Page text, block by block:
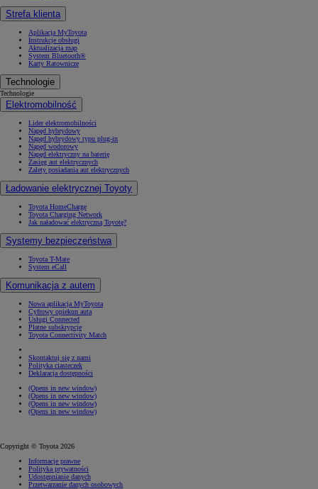
Strefa klienta
Aplikacja MyToyota
Instrukcje obsługi
Aktualizacja map
System Bluetooth®
Karty Ratownicze
Technologie
Technologie
Elektromobilność
Lider elektromobilności
Napęd hybrydowy
Napęd hybrydowy typu plug-in
Napęd wodorowy
Napęd elektryczny na baterię
Zasięg aut elektrycznych
Zalety posiadania aut elektrycznych
Ładowanie elektrycznej Toyoty
Toyota HomeCharge
Toyota Charging Network
Jak naładować elektryczną Toyotę?
Systemy bezpieczeństwa
Toyota T-Mate
System eCall
Komunikacja z autem
Nowa aplikacja MyToyota
Cyfrowy opiekun auta
Usługi Connected
Płatne subskrypcje
Toyota Connectivity Match
Skontaktuj się z nami
Polityka ciasteczek
Deklaracja dostępności
(Opens in new window)
(Opens in new window)
(Opens in new window)
(Opens in new window)
Copyright © Toyota 2026
Informacje prawne
Polityka prywatności
Udostępnianie danych
Przetwarzanie danych osobowych